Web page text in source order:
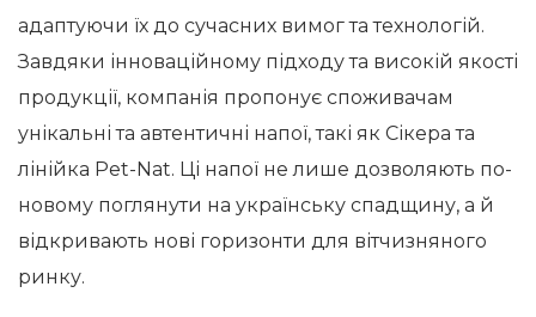
адаптуючи їх до сучасних вимог та технологій.
Завдяки інноваційному підходу та високій якості
продукції, компанія пропонує споживачам
унікальні та автентичні напої, такі як Сікера та
лінійка Pet-Nat. Ці напої не лише дозволяють по-
новому поглянути на українську спадщину, а й
відкривають нові горизонти для вітчизняного
ринку.